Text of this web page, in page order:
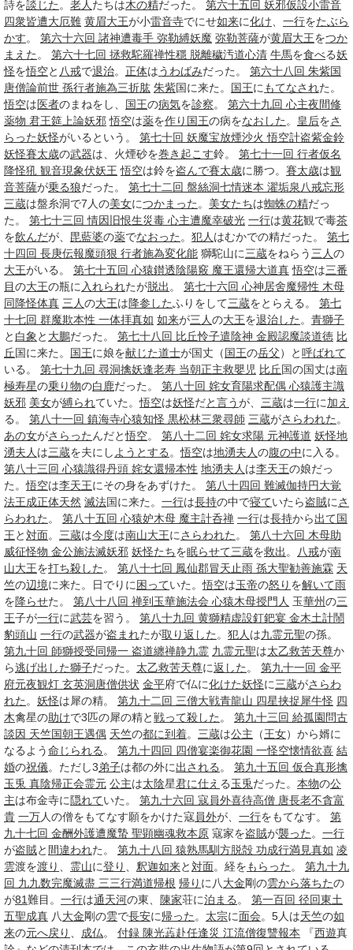
詩を談じた 。 老人 たちは木の精だった。 第六十五回 妖邪仮設小雷音
四衆皆遭大厄難 黄眉大王が小雷音寺でにせ如来に化け 一行をたぶら
かす。 第六十六回 諸神遭毒手 弥勒縛妖魔 弥勒菩薩が黄眉大王をつか
まえた 。 第六十七回 拯救駝羅禅性穩 脱離穢汚道心清 牛馬を食べる妖
怪を悟空と 八戒で退治。 正体はうわばみだった。 第六十八回 朱紫国
唐僧論前世 孫行者施為三折肱 朱紫国に来た。 国王に もてなされた。
悟空は医者のまねをし、 国王の病気を診察。 第六十九回 心主夜間修
薬物 君王筵上論妖邪 悟空は薬を作り 国王の病をなおした 。 皇后をさ
らった妖怪がいるという。 第七十回 妖魔宝放煙沙火 悟空計盗紫金鈴
妖怪賽太歳の武器は、火煙砂を巻き起こす鈴。 第七十一回 行者仮名
降怪犼 観音現象伏妖王 悟空は鈴を盗んで賽太歳に勝つ。 賽太歳は観
音菩薩が乗る狼だった。 第七十二回 盤絲洞七情迷本 濯垢泉八戒忘形
三蔵は盤糸洞で7人の美女につかまった 。 美女たちは蜘蛛の精だっ
た。 第七十三回 情因旧恨生災毒 心主遭魔幸破光 一行は黄花観で毒茶
を飲んだが、 毘藍婆の薬でなおった 。 犯人 はむかでの精だった。 第七
十四回 長庚伝報魔頭狠 行者施為変化能 獅駝山に三蔵をねらう 三人の
大王がいる。 第七十五回 心猿鑚透陰陽竅 魔王還帰大道真 悟空は三番
目の大王の瓶に 入れられたが脱出 。 第七十六回 心神居舍魔帰性 木母
同降怪体真 三人の大王は降参したふりをして三蔵をとらえる。 第七
十七回 群魔欺本性 一体拝真如 如来が三人の大王を退治した 。 青獅子
と 白象 と 大鵬だった。 第七十八回 比丘怜子遣陰神 金殿認魔談道徳 比
丘国に来た。 国王に娘を献じた道士が国丈（ 国王の岳父）と呼ばれて
いる。 第七十九回 尋洞擒妖逢老寿 当朝正主救嬰児 比丘国の国丈は南
極寿星の乗り物の白鹿だった。 第八十回 姹女育陽求配偶 心猿護主識
妖邪 美女が縛られていた。悟空は妖怪だと言うが、 三蔵は一行に加え
る。 第八十一回 鎮海寺心猿知怪 黒松林三衆尋師 三蔵がさらわれた 。
あの女がさらった んだと悟空。 第八十二回 姹女求陽 元神護道 妖怪地
湧夫人 は三蔵を夫にし ようとする 。悟空は地湧夫人の腹の中に入る。
第八十三回 心猿識得丹頭 姹女還帰本性 地湧夫人 は李天王の娘だっ
た。悟空は李天王にその身をあずけた。 第八十四回 難滅伽持円大覚
法王成正体天然 滅法国に来た。 一行は長持の中で寝ていたら盗賊にさ
らわれた 。 第八十五回 心猿妒木母 魔主計呑禅 一行は長持から出て国
王と対面。 三蔵は今度は南山大王にさらわれた 。 第八十六回 木母助
威征怪物 金公施法滅妖邪 妖怪たちを眠らせて三蔵を救出 。 八戒が南
山大王を打ち殺した 。 第八十七回 鳳仙郡冒天止雨 孫大聖勧善施霖 天
竺の辺境に来た。日でりに 困っていた。悟空は玉帝の怒り を解いて雨
を降らせた。 第八十八回 禅到玉華施法会 心猿木母授門人 玉華州の三
王子が一行に武芸を習う。 第八十九回 黄獅精虚設釘鈀宴 金木土計鬧
豹頭山 一行の武器が盗まれたが取り返した 。 犯人 は九霊元聖の孫。
第九十回 師獅授受同帰一 盗道纏禅静九霊 九霊元聖は太乙救苦天尊か
ら逃げ出した獅子だった。 太乙救苦天尊に返した 。 第九十一回 金平
府元夜観灯 玄英洞唐僧供状 金平府で仏に化けた妖怪に三蔵がさらわ
れた 。 妖怪は犀の精。 第九十二回 三僧大戦青龍山 四星挟捉犀牛怪 四
木禽星の助けで3匹の犀の精と戦って殺した 。 第九十三回 給孤園問古
談因 天竺国朝王遇偶 天竺の都に到着。 三蔵は公主 （王女）から婿に
なるよう命じられる 。 第九十四回 四僧宴楽御花園 一怪空懐情欲喜 結
婚の祝儀。ただし3弟子は都の外に出される 。 第九十五回 仮合真形擒
玉兎 真陰帰正会霊元 公主は太陰星君に仕え る玉兎だった。 本物の公
主は布金寺に隠れていた。 第九十六回 寇員外喜待高僧 唐長老不貪富
貴 一万人の僧をもてなす願をかけた寇員外が、 一行をもてなす。 第
九十七回 金酬外護遭魔蟄 聖顕幽魂救本原 寇家を盗賊が襲った 。 一行
が盗賊と 間違われた。 第九十八回 猿熟馬馴方脱殻 功成行満見真如 凌
雲渡を渡り 霊山に登り 釈迦如来と対面。経をもらった 。 第九十九
回 九九数完魔滅盡 三三行満道帰根 帰り に八大金剛の雲から落ちたの
が81難目。 一行は通天河の東、 陳家荘に泊まる 。 第一百回 径回東土
五聖成真 八大金剛の雲で長安に帰った 。 太宗に面会。5人は天竺の如
来の元へ戻り 成仏。 付録 陳光蕋赴任逢災 江流僧復讐報本 『西遊真